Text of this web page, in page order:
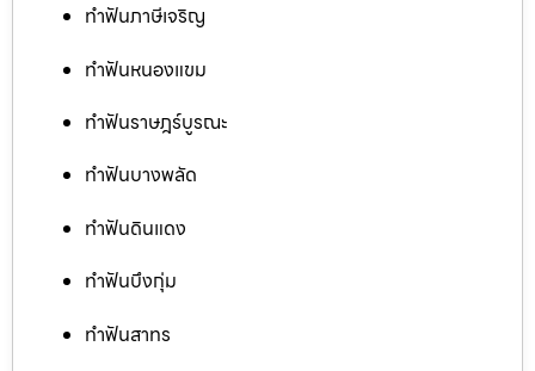
ทำฟันภาษีเจริญ
ทำฟันหนองแขม
ทำฟันราษฎร์บูรณะ
ทำฟันบางพลัด
ทำฟันดินแดง
ทำฟันบึงกุ่ม
ทำฟันสาทร